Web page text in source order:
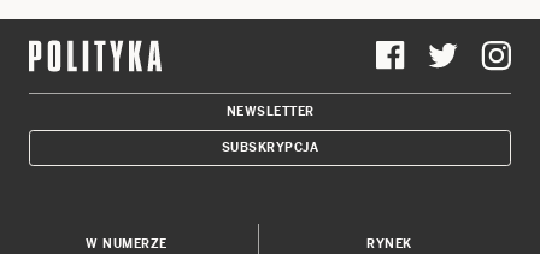
NEWSLETTER
SUBSKRYPCJA
W NUMERZE RYNEK